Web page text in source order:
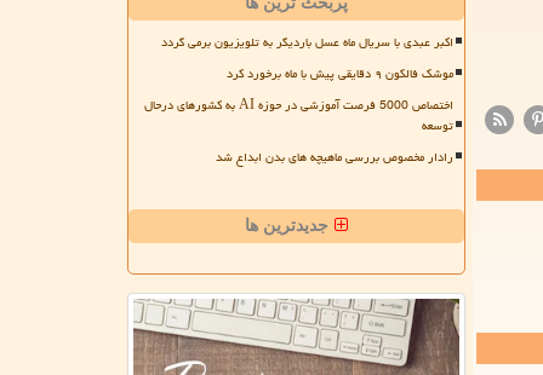
اکبر عبدی با سریال ماه عسل باردیگر به تلویزیون برمی گردد
موشک فالکون ۹ دقایقی پیش با ماه برخورد کرد
اختصاص 5000 فرصت آموزشی در حوزه AI به کشورهای درحال
توسعه
رادار مخصوص بررسی ماهیچه های بدن ابداع شد
جدیدترین ها